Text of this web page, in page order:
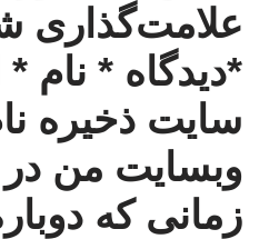
علامت‌گذاری
*دیدگاه * نام
سایت ذخیره
وبسایت من در
زمانی که